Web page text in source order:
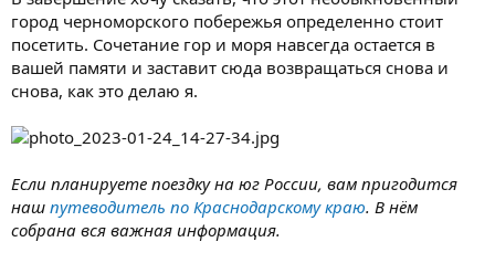
город черноморского побережья определенно стоит
посетить. Сочетание гор и моря навсегда остается в
вашей памяти и заставит сюда возвращаться снова и
снова, как это делаю я.
Если планируете поездку на юг России, вам пригодится
наш путеводитель по Краснодарскому краю. В нём
собрана вся важная информация.